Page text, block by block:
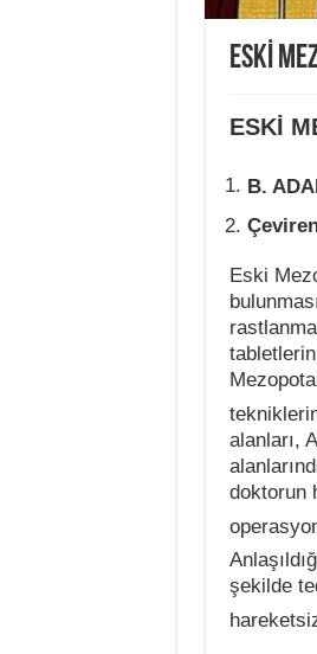
ESKİ
ESKİ
B.
Eski
alanları,
doktorun
şekilde